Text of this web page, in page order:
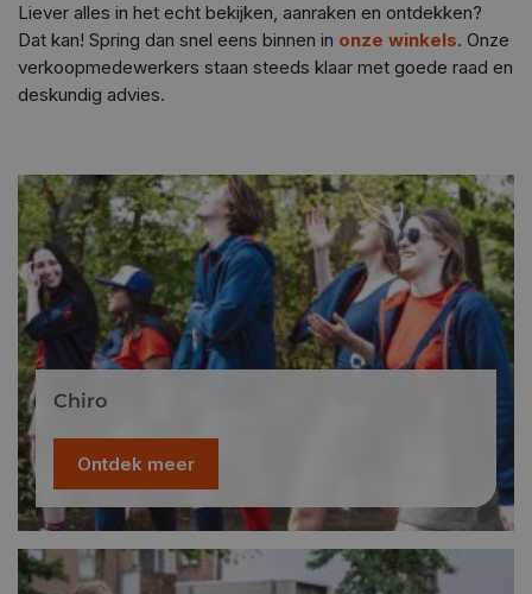
Liever alles in het echt bekijken, aanraken en ontdekken?
Dat kan! Spring dan snel eens binnen in onze winkels. Onze
verkoopmedewerkers staan steeds klaar met goede raad en
deskundig advies.
Chiro
Ontdek meer